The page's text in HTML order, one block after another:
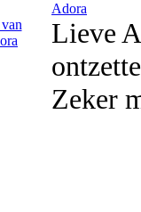
Adora
Lieve
Zeker